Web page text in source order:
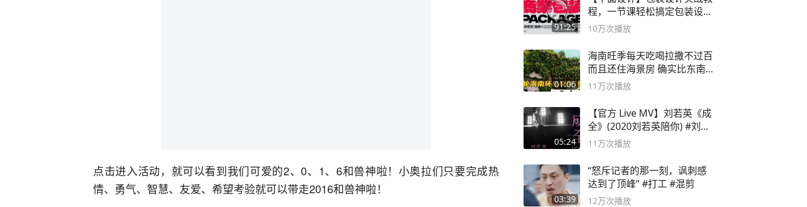
点击进入活动，就可以看到我们可爱的2、0、1、6和兽神啦！小奥拉们只要完成热
情、勇气、智慧、友爱、希望考验就可以带走2016和兽神啦！
91:25
程，一节课轻松搞定包装设计
流程！
10万次播放
01:06
海南旺季每天吃喝拉撒不过百
而且还住海景房 确实比东南
亚合适
11万次播放
05:24
【官方 Live MV】刘若英《成
全》(2020刘若英陪你) #刘若
英 #成全
11万次播放
03:39
“怒斥记者的那一刻，讽刺感
达到了顶峰” #打工 #混剪
12万次播放